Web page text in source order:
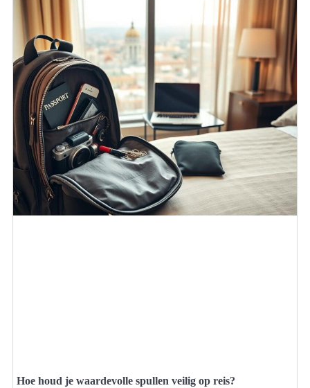
Hoe houd je waardevolle spullen veilig op reis?